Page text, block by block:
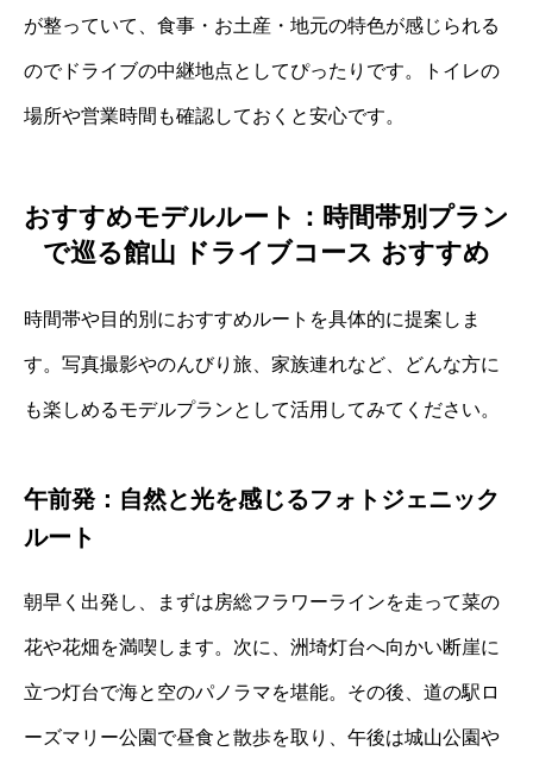
が整っていて、食事・お土産・地元の特色が感じられる
のでドライブの中継地点としてぴったりです。トイレの
場所や営業時間も確認しておくと安心です。
おすすめモデルルート：時間帯別プラン
で巡る館山 ドライブコース おすすめ
時間帯や目的別におすすめルートを具体的に提案しま
す。写真撮影やのんびり旅、家族連れなど、どんな方に
も楽しめるモデルプランとして活用してみてください。
午前発：自然と光を感じるフォトジェニック
ルート
朝早く出発し、まずは房総フラワーラインを走って菜の
花や花畑を満喫します。次に、洲埼灯台へ向かい断崖に
立つ灯台で海と空のパノラマを堪能。その後、道の駅ロ
ーズマリー公園で昼食と散歩を取り、午後は城山公園や